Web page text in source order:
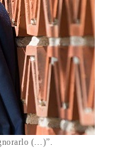
(…)”.